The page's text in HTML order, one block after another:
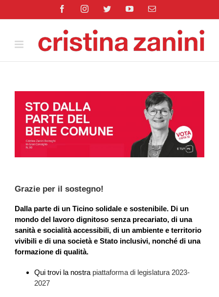
FacebookInstagramTwitterYouTubeEmail
Grazie per il sostegno!
Dalla parte di un Ticino solidale e sostenibile. Di un
mondo del lavoro dignitoso senza precariato, di una
sanità e socialità accessibili, di un ambiente e territorio
vivibili e di una società e Stato inclusivi, nonché di una
formazione di qualità.
Qui trovi la nostra piattaforma di legislatura 2023-
2027